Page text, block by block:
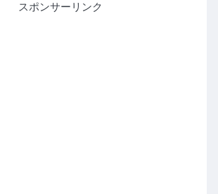
スポンサーリンク